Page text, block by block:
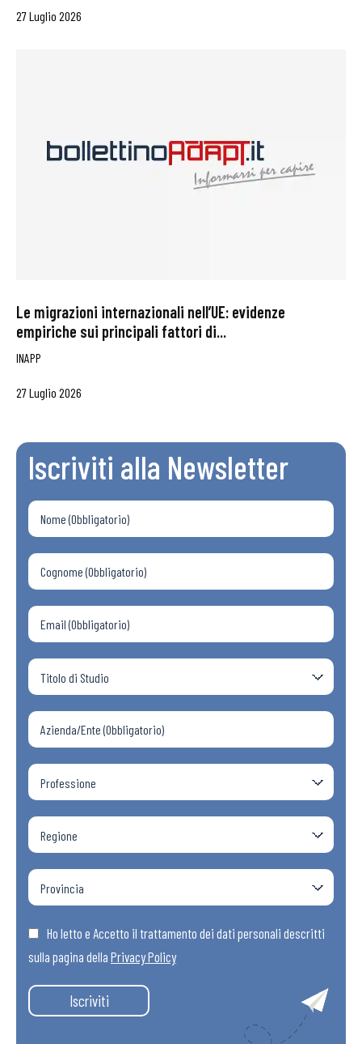
27 Luglio 2026
Le migrazioni internazionali nell’UE: evidenze
empiriche sui principali fattori di...
INAPP
27 Luglio 2026
Iscriviti alla Newsletter
Ho letto e Accetto il trattamento dei dati personali descritti
sulla pagina della Privacy Policy
Iscriviti